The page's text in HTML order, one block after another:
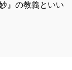
』の教義といい